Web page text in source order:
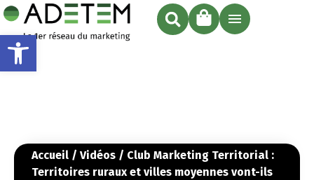
Ouvrir la barre d’outils
Accueil / Vidéos / Club Marketing Territorial :
Territoires ruraux et villes moyennes vont-ils